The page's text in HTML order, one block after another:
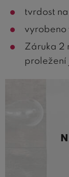
tvrdost
vyrobeno
Záruka 2
proležení